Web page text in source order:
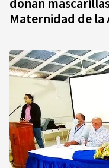
Maternidad de la